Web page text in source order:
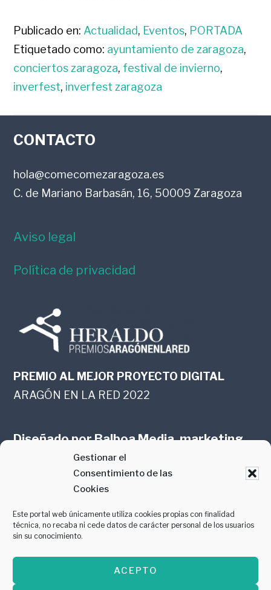
Gestionar el
Consentimiento de las
Cookies
Este portal web únicamente utiliza cookies propias con finalidad
técnica, no recaba ni cede datos de carácter personal de los usuarios
sin su conocimiento.
ACEPTO
Publicado en: Actualidad, Eventos, PORTADA
Etiquetado como: ayuntamiento de zaragoza,
conciertos zaragoza, festival de invierno,
inverfest, inverfest zaragoza
FOOTER
CONTACTO
hola@comecomezaragoza.es
C. de Mariano Barbasán, 16, 50009 Zaragoza
Aviso legal
Política de privacidad
PREMIO AL MEJOR PROYECTO DIGITAL
ARAGÓN EN LA RED 2022
Diseñado porBalboa Media, marketing
online en Zaragoza
PREMIO AL MEJOR CONTENIDO
GASTROMANÍA 2018